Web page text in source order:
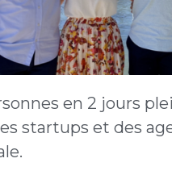
en 2 jours
startups et des